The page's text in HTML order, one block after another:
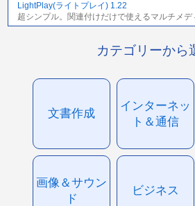
LightPlay(ライトプレイ) 1.22
超シンプル。関連付けだけで使えるマルチメデ
カテゴリーから
文書作成
インターネッ
ト＆通信
画像＆サウン
ド
ビジネス